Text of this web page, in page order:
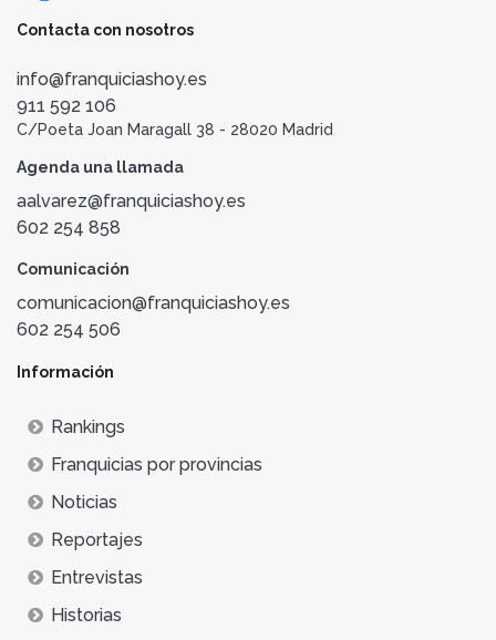
Contacta con nosotros
info@franquiciashoy.es
911 592 106
C/Poeta Joan Maragall 38 - 28020 Madrid
Agenda una llamada
aalvarez@franquiciashoy.es
602 254 858
Comunicación
comunicacion@franquiciashoy.es
602 254 506
Información
Rankings
Franquicias por provincias
Noticias
Reportajes
Entrevistas
Historias